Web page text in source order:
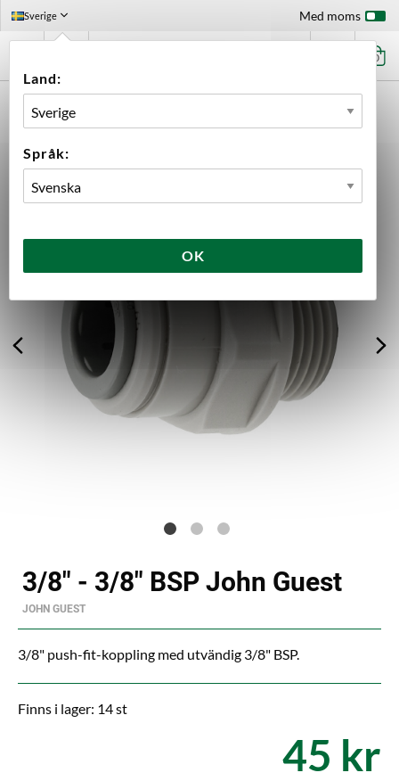
Sverige
Land:
Språk:
OK
Med moms
0
3/8" - 3/8" BSP JOHN GUEST
3/8" - 3/8" BSP John Guest
JOHN GUEST
3/8" push-fit-koppling med utvändig 3/8" BSP.
Finns i lager: 14 st
45 kr